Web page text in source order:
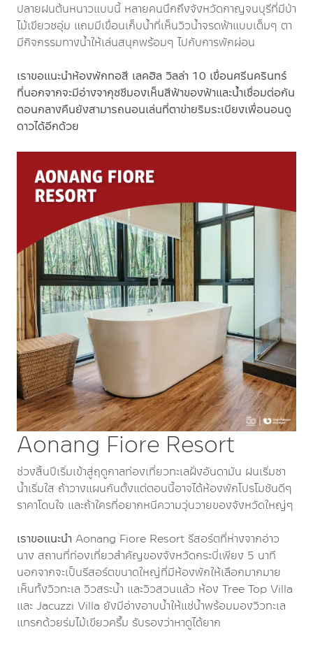
ปลายฝนต้นหนาวแบบนี้ หลายคนนึกถึงจังหวัดกาญจนบุรีที่มีป่า
ไม้เขียวชอุ่ม แถมมีเขื่อนเก็บน้ำที่เห็นวิวน้ำจรดฟ้าแบบเต็มๆ ตา
มีกิจกรรมทางน้ำให้เล่นสนุกพร้อมๆ ไปกับการพักผ่อน
เราขอแนะนำห้องพักทอสี เลคฮิล วิลล่า 10 เขื่อนศรีนครินทร์
ที่นอกจากจะมีอ่างจากุซซีมองเห็นสีฟ้าของฟ้าและน้ำเชื่อมต่อกัน
ตอนกลางคืนยังสามารถนอนเล่นที่ตาข่ายริมระเบียงเพื่อนอนดู
ดาวได้อีกด้วย
Aonang Fiore Resort
ช่วงสิ้นปีเริ่มเข้าสู่ฤดูกาลท่องเที่ยวทะเลฝั่งอันดามัน ฝนเริ่มซา
น้ำเริ่มใส ถ้าวางแผนกันตั้งแต่ตอนนี้อาจได้ห้องพักโปรโมชันดีๆ
ราคาโดนใจ และถ้าใครที่อยากหนีความวุ่นวายของจังหวัดใหญ่ๆ
เราขอแนะนำ Aonang Fiore Resort รีสอร์ตที่ห่างจากอ่าว
นาง สถานที่ท่องเที่ยวสำคัญของจังหวัดกระบี่เพียง 5 นาที
นอกจากจะเป็นรีสอร์ตขนาดใหญ่ที่มีห้องพักให้เลือกมากมาย
เห็นทั้งวิวทะเล วิวสระน้ำ และวิวสวนแล้ว ห้อง Tree Top Villa
และ Jacuzzi Villa ยังมีอ่างอาบน้ำให้แช่น้ำพร้อมมองวิวทะเล
แทรกด้วยร่มไม้เขียวครึ้ม รับรองว่าหาดูได้ยาก